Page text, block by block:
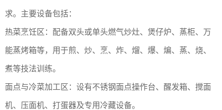
求。主要设备包括：
‌热菜烹饪区‌：配备双头或单头燃气炒灶、煲仔炉、蒸柜、万
能蒸烤箱等，用于煎、炒、烹、炸、熘、爆、煸、蒸、烧、
煮等技法训练。‌
‌面点与冷菜加工区‌：设有不锈钢面点操作台、醒发箱、搅面
机、压面机、打蛋器及专用冷藏设备。‌